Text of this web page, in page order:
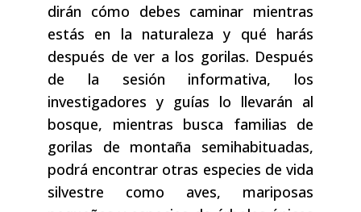
dirán cómo debes caminar mientras
estás en la naturaleza y qué harás
después de ver a los gorilas. Después
de la sesión informativa, los
investigadores y guías lo llevarán al
bosque, mientras busca familias de
gorilas de montaña semihabituadas,
podrá encontrar otras especies de vida
silvestre como aves, mariposas